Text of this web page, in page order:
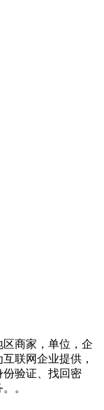
商家，单位，企
联网企业提供，
份验证、找回密
。